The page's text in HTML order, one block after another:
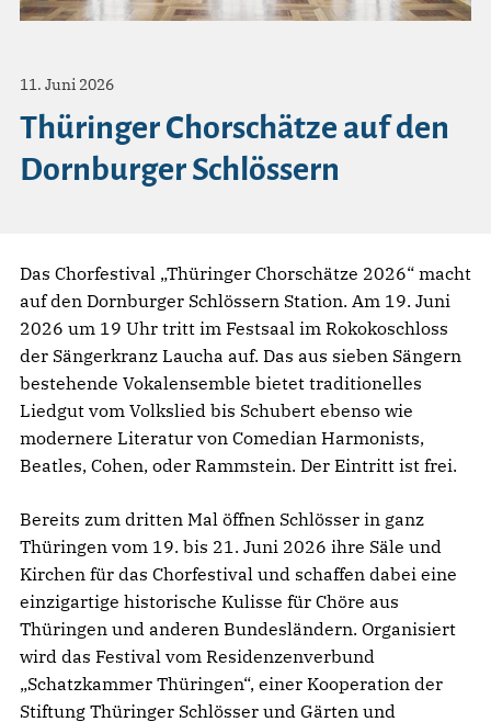
11. Juni 2026
Thüringer Chorschätze auf den
Dornburger Schlössern
Das Chorfestival „Thüringer Chorschätze 2026“ macht
auf den Dornburger Schlössern Station. Am 19. Juni
2026 um 19 Uhr tritt im Festsaal im Rokokoschloss
der Sängerkranz Laucha auf. Das aus sieben Sängern
bestehende Vokalensemble bietet traditionelles
Liedgut vom Volkslied bis Schubert ebenso wie
modernere Literatur von Comedian Harmonists,
Beatles, Cohen, oder Rammstein. Der Eintritt ist frei.
Bereits zum dritten Mal öffnen Schlösser in ganz
Thüringen vom 19. bis 21. Juni 2026 ihre Säle und
Kirchen für das Chorfestival und schaffen dabei eine
einzigartige historische Kulisse für Chöre aus
Thüringen und anderen Bundesländern. Organisiert
wird das Festival vom Residenzenverbund
„Schatzkammer Thüringen“, einer Kooperation der
Stiftung Thüringer Schlösser und Gärten und